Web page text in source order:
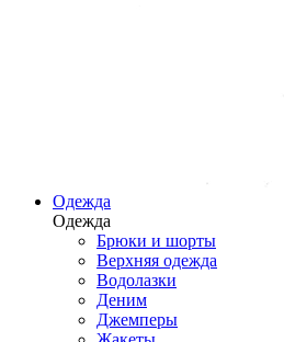
Одежда
Одежда
Брюки и шорты
Верхняя одежда
Водолазки
Деним
Джемперы